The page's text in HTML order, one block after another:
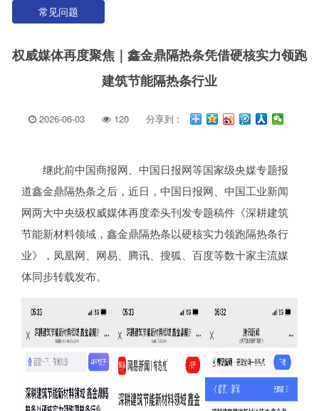
常见问题
权威媒体再度聚焦｜鑫金鼎隔热条凭借硬核实力领跑
建筑节能隔热条行业
2026-06-03 120 分享到：
继此前中国商报网、中国日报网等国家级央媒专题报
道鑫金鼎隔热条之后，近日，中国日报网、中国工业新闻
网两大中央级权威媒体再度牵头刊发专题稿件《深耕建筑
节能新材料领域，鑫金鼎隔热条以硬核实力领跑隔热条行
业》，凤凰网、网易、腾讯、搜狐、百度等数十家主流媒
体同步转载发布。